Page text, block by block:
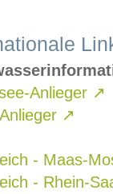
Anlieger ↗
↗
- Maas-
- Rhein-